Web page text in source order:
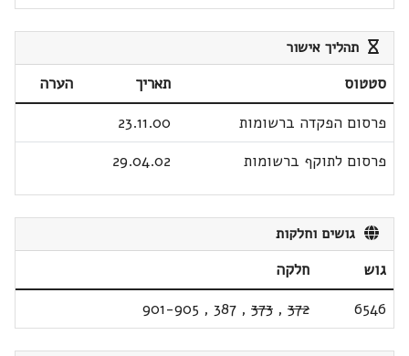
תהליך אישור
סטטוס תאריך
הערה
פרסום הפקדה ברשומות
23.11.00
פרסום לתוקף ברשומות
29.04.02
גושים וחלקות
גוש
חלקה
6546
372
,
373
,
387
,
901-905